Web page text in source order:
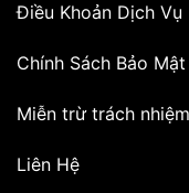
Điều Khoản Dịch Vụ
Chính Sách Bảo Mật
Miễn trừ trách nhiệm
Liên Hệ